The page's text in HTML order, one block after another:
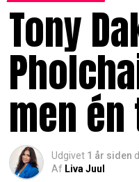
Tony
men
Udgivet 1 år siden d.
Af Liva Juul